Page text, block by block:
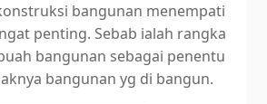
bangunan menempati
penting. Sebab ialah rangka
bangunan sebagai penentu
bangunan yg di bangun.